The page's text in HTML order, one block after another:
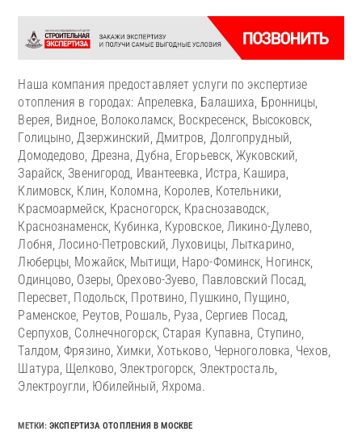
Наша компания предоставляет услуги по экспертизе
отопления в городах: Апрелевка, Балашиха, Бронницы,
Верея, Видное, Волоколамск, Воскресенск, Высоковск,
Голицыно, Дзержинский, Дмитров, Долгопрудный,
Домодедово, Дрезна, Дубна, Егорьевск, Жуковский,
Зарайск, Звенигород, Ивантеевка, Истра, Кашира,
Климовск, Клин, Коломна, Королев, Котельники,
Красмоармейск, Красногорск, Краснозаводск,
Краснознаменск, Кубинка, Куровское, Ликино-Дулево,
Лобня, Лосино-Петровский, Луховицы, Лыткарино,
Люберцы, Можайск, Мытищи, Наро-Фоминск, Ногинск,
Одинцово, Озеры, Орехово-Зуево, Павловский Посад,
Пересвет, Подольск, Протвино, Пушкино, Пущино,
Раменское, Реутов, Рошаль, Руза, Сергиев Посад,
Серпухов, Солнечногорск, Старая Купавна, Ступино,
Талдом, Фрязино, Химки, Хотьково, Черноголовка, Чехов,
Шатура, Щелково, Электрогорск, Электросталь,
Электроугли, Юбилейный, Яхрома.
МЕТКИ:ЭКСПЕРТИЗА ОТОПЛЕНИЯ В МОСКВЕ